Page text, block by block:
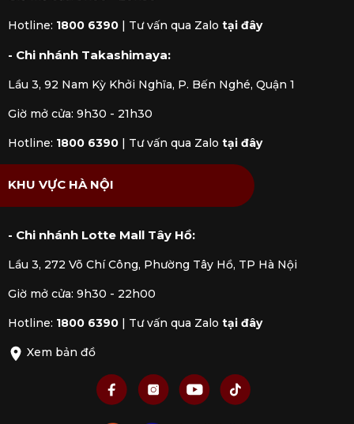
không gian thưởng rượu cao cấp hoặc làm quà tặng
Hotline: 1800 6390 Tư vấn qua Zalo tại đây
- Chi nhánh Takashimaya:
Lầu 3, 92 Nam Kỳ Khởi Nghĩa, P. Bến Nghé, Quận 1
Giờ mở cửa: 9h30 - 21h30
Hotline: 1800 6390 Tư vấn qua Zalo tại đây
KHU VỰC HÀ NỘI
- Chi nhánh Lotte Mall Tây Hồ:
Lầu 3, 272 Võ Chí Công, Phường Tây Hồ, TP Hà Nội
Giờ mở cửa: 9h30 - 22h00
Hotline: 1800 6390 Tư vấn qua Zalo tại đây
Xem bản đồ